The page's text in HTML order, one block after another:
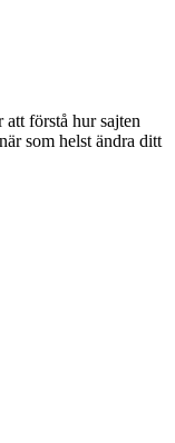
förstå hur sajten
som helst ändra ditt